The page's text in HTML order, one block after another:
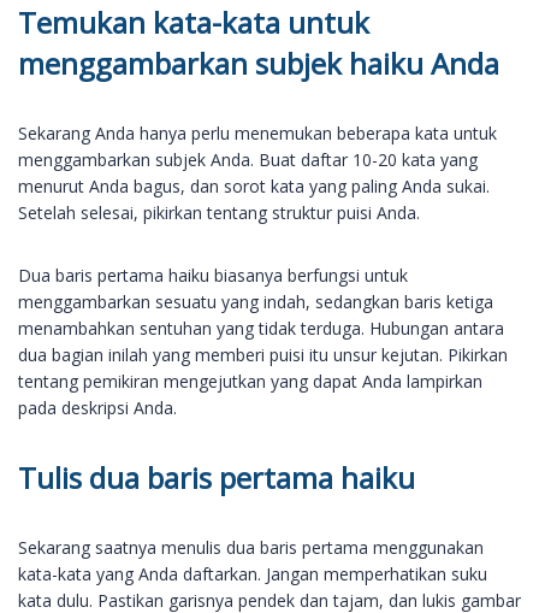
Temukan kata-kata untuk
menggambarkan subjek haiku Anda
Sekarang Anda hanya perlu menemukan beberapa kata untuk
menggambarkan subjek Anda. Buat daftar 10-20 kata yang
menurut Anda bagus, dan sorot kata yang paling Anda sukai.
Setelah selesai, pikirkan tentang struktur puisi Anda.
Dua baris pertama haiku biasanya berfungsi untuk
menggambarkan sesuatu yang indah, sedangkan baris ketiga
menambahkan sentuhan yang tidak terduga. Hubungan antara
dua bagian inilah yang memberi puisi itu unsur kejutan. Pikirkan
tentang pemikiran mengejutkan yang dapat Anda lampirkan
pada deskripsi Anda.
Tulis dua baris pertama haiku
Sekarang saatnya menulis dua baris pertama menggunakan
kata-kata yang Anda daftarkan. Jangan memperhatikan suku
kata dulu. Pastikan garisnya pendek dan tajam, dan lukis gambar